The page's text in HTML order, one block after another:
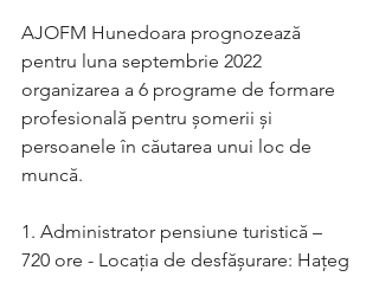
AJOFM Hunedoara prognozează
pentru luna septembrie 2022
organizarea a 6 programe de formare
profesională pentru şomerii şi
persoanele în căutarea unui loc de
muncă.
1. Administrator pensiune turistică –
720 ore - Locaţia de desfăşurare: Hațeg